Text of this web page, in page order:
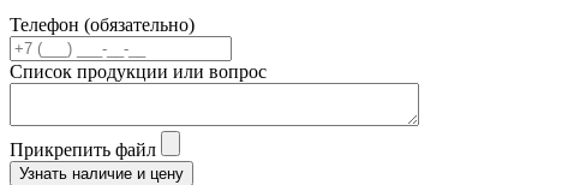
Телефон (обязательно)
Список продукции или вопрос
Прикрепить файл
Узнать наличие и цену